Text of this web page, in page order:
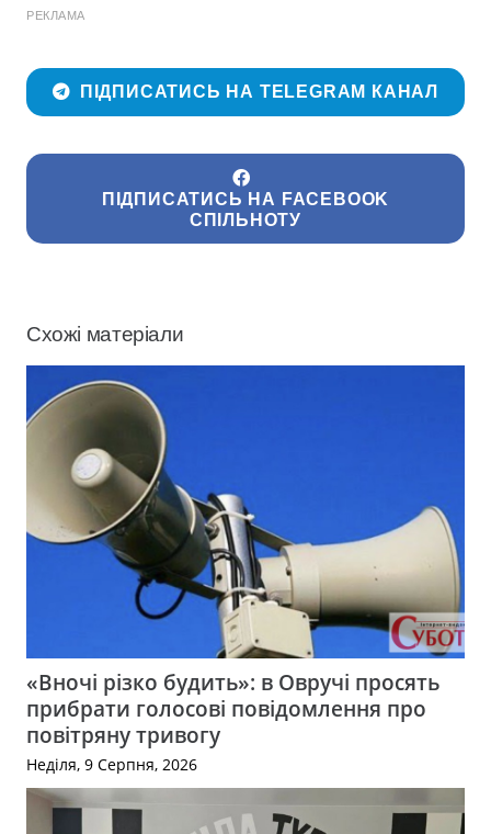
РЕКЛАМА
ПІДПИСАТИСЬ НА TELEGRAM КАНАЛ
ПІДПИСАТИСЬ НА FACEBOOK
СПІЛЬНОТУ
Схожі матеріали
«Вночі різко будить»: в Овручі просять
прибрати голосові повідомлення про
повітряну тривогу
Неділя, 9 Серпня, 2026